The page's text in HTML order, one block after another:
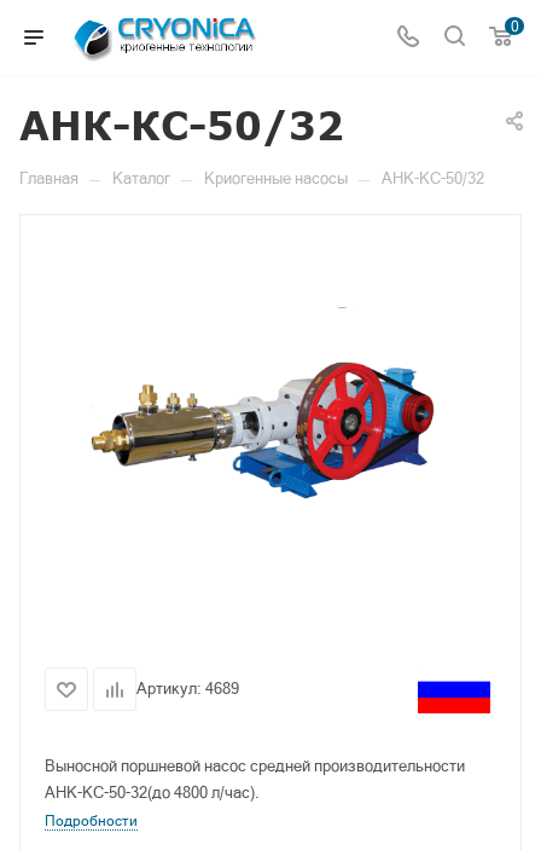
0
АНК-КС-50/32
Главная — Каталог — Криогенные насосы — АНК-КС-50/32
Артикул: 4689
Выносной поршневой насос средней производительности
АНК-КС-50-32(до 4800 л/час).
Подробности